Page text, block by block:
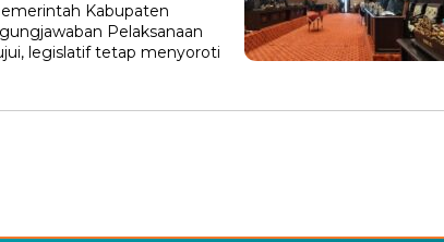
Kabupaten
Pelaksanaan
legislatif tetap menyoroti